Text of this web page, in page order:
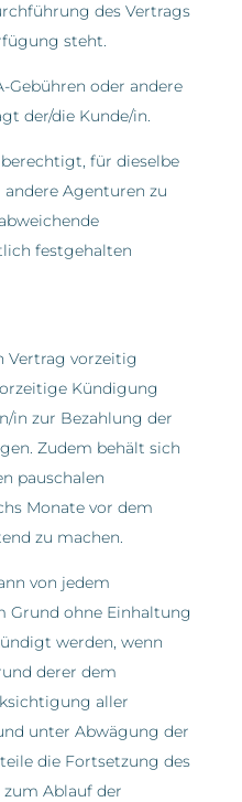
des Vertrags
steht.
Gebühren oder andere
der/die Kunde/in.
für dieselbe
Agenturen zu
festgehalten
Vertrag vorzeitig
Kündigung
in zur Bezahlung der
Zudem behält sich
pauschalen
Monate vor dem
zu machen.
von jedem
Grund ohne Einhaltung
werden, wenn
derer dem
aller
unter Abwägung der
die Fortsetzung des
zum Ablauf der